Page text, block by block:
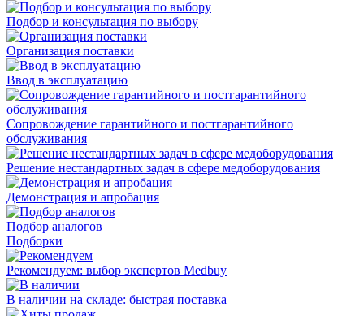
Подбор и консультация по выбору
Организация поставки
Ввод в эксплуатацию
Сопровождение гарантийного и постгарантийного
обслуживания
Решение нестандартных задач в сфере медоборудования
Демонстрация и апробация
Подбор аналогов
Подборки
Рекомендуем: выбор экспертов Medbuy
В наличии на складе: быстрая поставка